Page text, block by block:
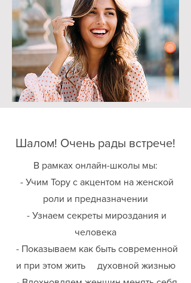
Шалом! Очень рады встрече!
В рамках онлайн-школы мы:
- Учим Тору с акцентом на женской
роли и предназначении
- Узнаем секреты мироздания и
человека
- Показываем как быть современной
и при этом жить духовной жизнью